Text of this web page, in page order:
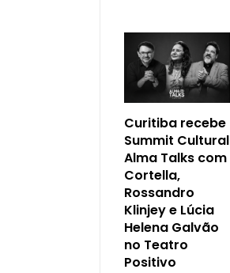
Curitiba recebe
Summit Cultural
Alma Talks com
Cortella,
Rossandro
Klinjey e Lúcia
Helena Galvão
no Teatro
Positivo